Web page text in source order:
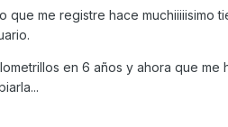
me registre hace muchiiiiisimo
en 6 años y ahora que